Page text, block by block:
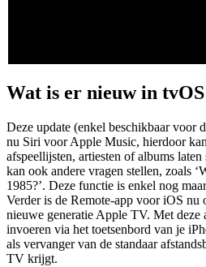
Wat is er nieuw in tvOS
Deze update (enkel beschikbaar voor
nu Siri voor Apple Music, hierdoor
afspeellijsten, artiesten of albums
kan ook andere vragen stellen, zoals
1985?’. Deze functie is enkel nog
Verder is de Remote-app voor iOS nu
nieuwe generatie Apple TV. Met deze
invoeren via het toetsenbord van je
als vervanger van de standaar
TV krijgt.